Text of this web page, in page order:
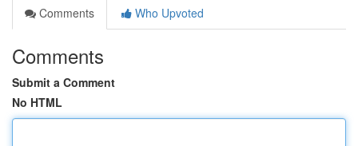
Comments
Who Upvoted
Comments
Submit a Comment
No HTML